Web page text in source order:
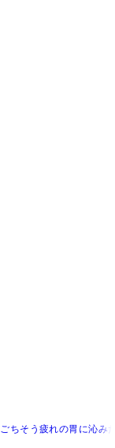
ちそう疲れの胃に沁み